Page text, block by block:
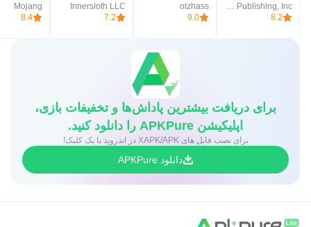
8.2
olzhass
9.0
Innersloth LLC
7.2
Mojang
8.4
برای دریافت بیشترین پاداش‌ها و تخفیفات بازی،
اپلیکیشن APKPure را دانلود کنید.
برای نصب فایل های XAPK/APK در اندروید با یک کلیک!
دانلود APKPure